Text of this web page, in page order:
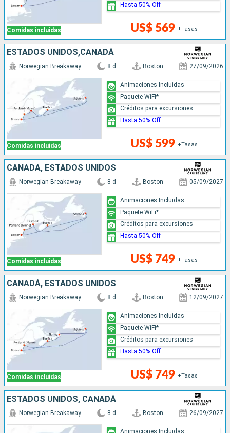
Comidas incluidas US$ 569 +Tasas
Hasta 50% Off
ESTADOS UNIDOS,CANADÁ
Comidas incluidas
Norwegian Breakaway 8 d Boston 27/09/2026
US$ 599 +Tasas
Animaciones Incluidas
Paquete WiFi*
Créditos para excursiones
Hasta 50% Off
CANADÁ, ESTADOS UNIDOS
Comidas incluidas
Norwegian Breakaway 8 d Boston 05/09/2027
US$ 749 +Tasas
Animaciones Incluidas
Paquete WiFi*
Créditos para excursiones
Hasta 50% Off
CANADÁ, ESTADOS UNIDOS
Comidas incluidas
Norwegian Breakaway 8 d Boston 12/09/2027
US$ 749 +Tasas
Animaciones Incluidas
Paquete WiFi*
Créditos para excursiones
Hasta 50% Off
ESTADOS UNIDOS, CANADÁ
Norwegian Breakaway 8 d Boston 26/09/2027
Animaciones Incluidas